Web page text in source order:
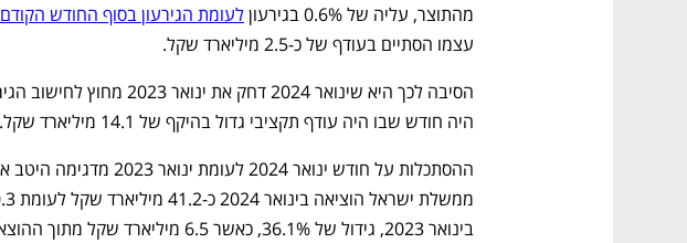
מהתוצר, עליה של 0.6% בגירעון
לעומת הגירעון בסוף החודש הקודם
עצמו הסתיים בעודף של כ-2.5 מיליארד שקל.
היה חודש שבו היה עודף תקציבי גדול בהיקף של 14.1 מיליארד שקל.